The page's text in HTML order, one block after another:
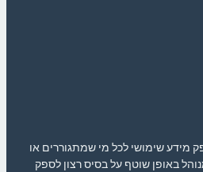
מידע שימושי לכל מי שמתגוררים או
באופן שוטף על בסיס רצון לספק